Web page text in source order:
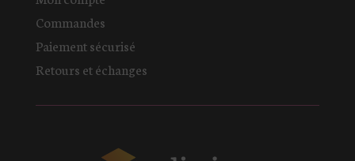
Commandes
Paiement sécurisé
Retours et échanges